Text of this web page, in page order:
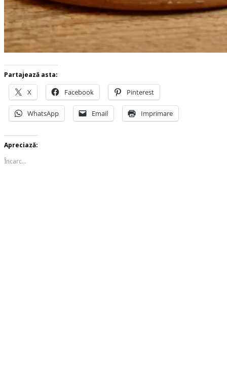
Partajează asta:
X Facebook Pinterest
WhatsApp Email Imprimare
Apreciază:
Încarc...